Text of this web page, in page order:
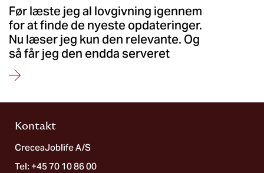
Før læste jeg al lovgivning igennem
for at finde de nyeste opdateringer.
Nu læser jeg kun den relevante. Og
så får jeg den endda serveret
Kontakt
CreceaJoblife A/S
Tel: +45 70 10 86 00